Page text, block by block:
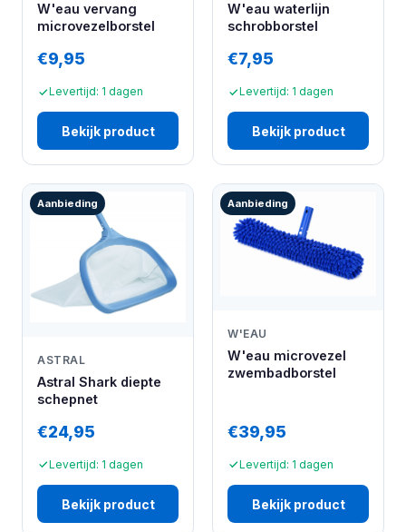
W'eau vervang
microvezelborstel
€9,95
Levertijd: 1 dagen
Bekijk product
W'eau waterlijn
schrobborstel
€7,95
Levertijd: 1 dagen
Bekijk product
Aanbieding
ASTRAL
Astral Shark diepte
schepnet
€24,95
Levertijd: 1 dagen
Bekijk product
Aanbieding
W'EAU
W'eau microvezel
zwembadborstel
€39,95
Levertijd: 1 dagen
Bekijk product